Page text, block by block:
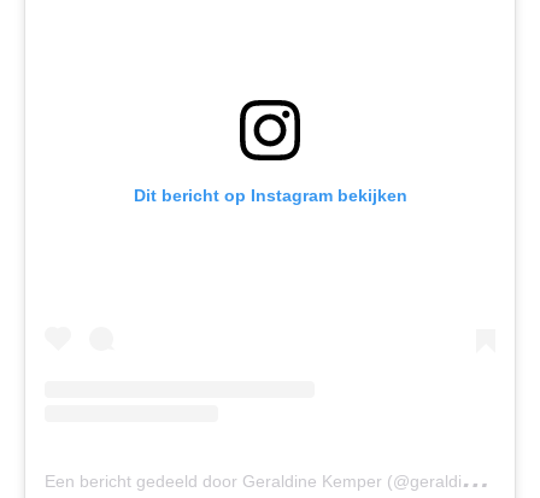
Dit bericht op Instagram bekijken
E
en bericht gedeeld door Geraldine Kemper (@geraldine_kemper)